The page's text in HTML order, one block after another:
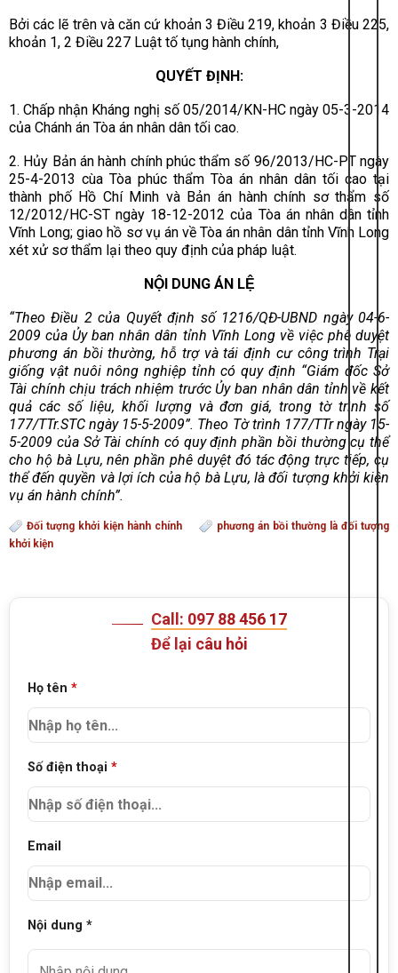
Bởi các lẽ trên và căn cứ khoản 3 Điều 219, khoản 3 Điều 225,
khoản 1, 2 Điều 227 Luật tố tụng hành chính,
QUYẾT ĐỊNH:
1. Chấp nhận Kháng nghị số 05/2014/KN-HC ngày 05-3-2014
của Chánh án Tòa án nhân dân tối cao.
2. Hủy Bản án hành chính phúc thẩm số 96/2013/HC-PT ngày
25-4-2013 cùa Tòa phúc thẩm Tòa án nhân dân tối cao tại
thành phố Hồ Chí Minh và Bản án hành chính sơ thẩm số
12/2012/HC-ST ngày 18-12-2012 của Tòa án nhân dân tỉnh
Vĩnh Long; giao hồ sơ vụ án về Tòa án nhân dân tỉnh Vĩnh Long
xét xử sơ thẩm lại theo quy định của pháp luật.
NỘI DUNG ÁN LỆ
“Theo Điều 2 của Quyết định số 1216/QĐ-UBND ngày 04-6-
2009 của Ủy ban nhân dân tỉnh Vĩnh Long về việc phê duyệt
phương án bồi thường, hỗ trợ và tái định cư công trình Trại
giống vật nuôi nông nghiệp tỉnh có quy định “Giám đốc Sở
Tài chính chịu trách nhiệm trước Ủy ban nhân dân tỉnh về kết
quả các số liệu, khối lượng và đơn giá, trong tờ trình số
177/TTr.STC ngày 15-5-2009”. Theo Tờ trình 177/TTr ngày 15-
5-2009 của Sở Tài chính có quy định phần bồi thường cụ thể
cho hộ bà Lựu, nên phần phê duyệt đó tác động trực tiếp, cụ
thể đến quyền và lợi ích của hộ bà Lựu, là đối tượng khởi kiện
vụ án hành chính”.
Đối tượng khởi kiện hành chính
phương án bồi thường là đối tượng
khởi kiện
Call: 097 88 456 17
Để lại câu hỏi
Họ tên *
Số điện thoại *
Email
Nội dung *